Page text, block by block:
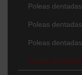
Poleas
Poleas
Poleas
Poleas